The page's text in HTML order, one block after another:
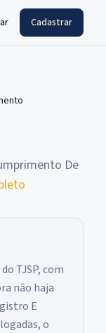
Cadastrar
De
TJSP, com
não haja
E
o